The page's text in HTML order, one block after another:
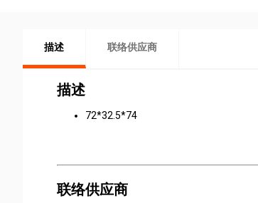
描述 联络供应商
描述
72*32.5*74
联络供应商